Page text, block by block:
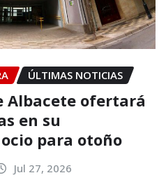
ÚLTIMAS NOTICIAS
Albacete ofertará
en su
para otoño
Jul 27, 2026